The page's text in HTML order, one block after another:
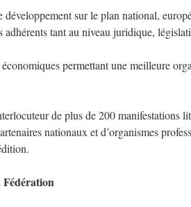
sur le plan national,
adhérents tant au niveau juridique,
permettant une meilleure
de plus de 200 manifestations
nationaux et d’organismes
Fédération